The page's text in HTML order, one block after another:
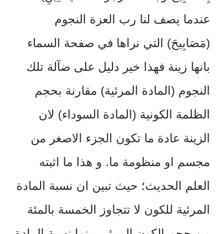
عندما يصف لنا رب العزة النجوم
(مَصَابِيحَ) التي نراها في صفحة السماء
بانها زينة فهذا خير دليل على ضآلة تلك
النجوم (المادة المرئية) مقارنة بحجم
الظلمة الكونية (المادة السوداء) لان
الزينة عادة ما تكون الجزء الاصغر من
مجسم او منظومة ما. و هذا ما اثبته
العلم الحديث؛ حيث تبين ان نسبة المادة
المرئية للكون لا تتجاوز الخمسة بالمئة